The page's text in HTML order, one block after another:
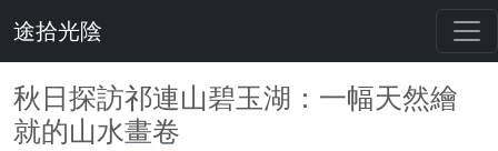
途拾光陰
秋日探訪祁連山碧玉湖：一幅天然繪
就的山水畫卷